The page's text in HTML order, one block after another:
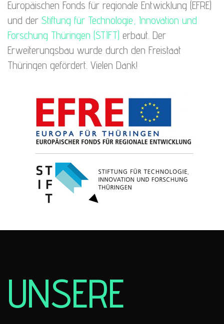
Europäischen Fonds für regionale Entwicklung (EFRE)
und der Stiftung für Technologie, Innovation und
Forschung Thüringen (STIFT) erbaut. Der
Erweiterungsbau wurde durch den Freistaat
Thüringen gefördert. Vielen Dank!
UNSERE